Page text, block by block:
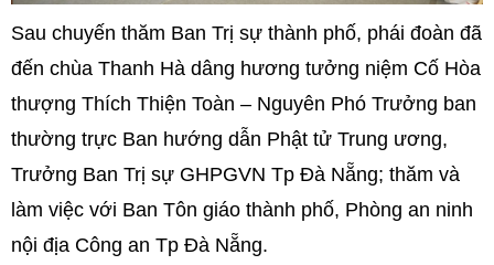
Sau chuyến thăm Ban Trị sự thành phố, phái đoàn đã
đến chùa Thanh Hà dâng hương tưởng niệm Cố Hòa
thượng Thích Thiện Toàn – Nguyên Phó Trưởng ban
thường trực Ban hướng dẫn Phật tử Trung ương,
Trưởng Ban Trị sự GHPGVN Tp Đà Nẵng; thăm và
làm việc với Ban Tôn giáo thành phố, Phòng an ninh
nội địa Công an Tp Đà Nẵng.